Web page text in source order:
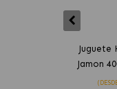
Juguete
Jamon